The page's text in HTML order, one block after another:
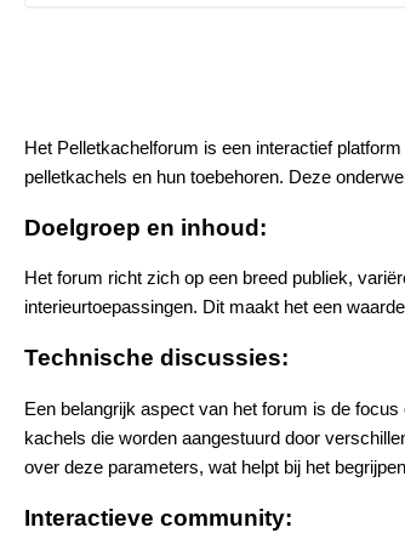
Het Pelletkachelforum is een interactief
pelletkachels en hun toebehoren. Deze
Doelgroep en inhoud:
Het forum richt zich op een breed publiek,
interieurtoepassingen. Dit maakt het een
Technische discussies:
Een belangrijk aspect van het forum is de
kachels die worden aangestuurd door
over deze parameters, wat helpt bij het
Interactieve community: